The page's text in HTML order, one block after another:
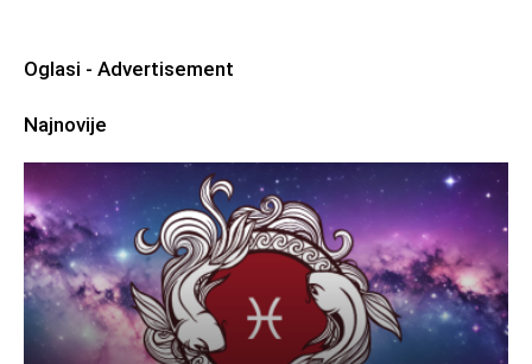
Oglasi - Advertisement
Najnovije